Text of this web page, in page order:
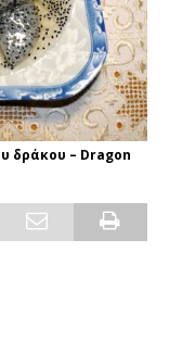
δράκου – Dragon